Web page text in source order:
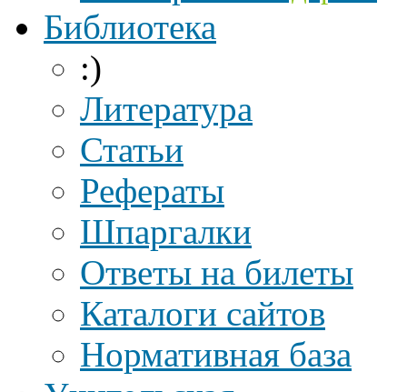
Библиотека
:)
Литература
Статьи
Рефераты
Шпаргалки
Ответы на билеты
Каталоги сайтов
Нормативная база